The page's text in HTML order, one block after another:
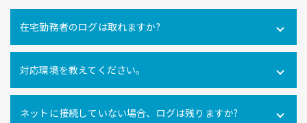
在宅勤務者のログは取れますか?
可能です。社内だけでなく社外にあるPCの操作ログを取得
できます。
対応環境を教えてください。
Windows10・11 全エディション macOS 11(Big Sur)、
12(Monterey)、13(Ventura) ※Macクライアントでは、PC
ネットに接続していない場合、ログは残りますか?